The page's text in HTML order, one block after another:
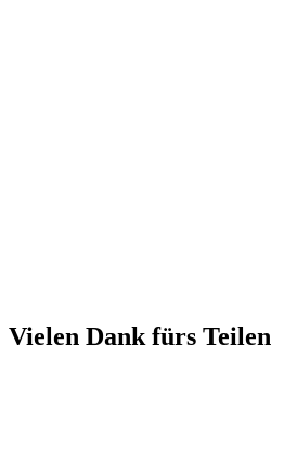
Vielen Dank fürs Teilen